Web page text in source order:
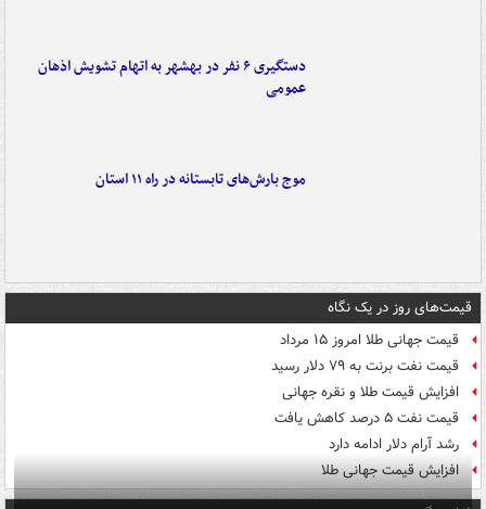
دستگیری ۶ نفر در بهشهر به اتهام تشویش اذهان
عمومی
موج بارش‌های تابستانه در راه ۱۱ استان
قیمت‌های روز در یک نگاه
قیمت جهانی طلا امروز ۱۵ مرداد
قیمت نفت برنت به ۷۹ دلار رسید
افزایش قیمت طلا و نقره جهانی
قیمت نفت ۵ درصد کاهش یافت
رشد آرام دلار ادامه دارد
افزایش قیمت جهانی طلا